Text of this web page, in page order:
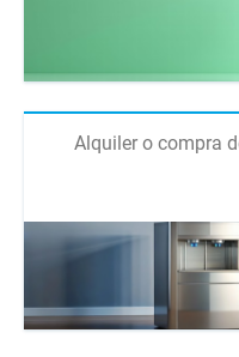
Alquiler o compra